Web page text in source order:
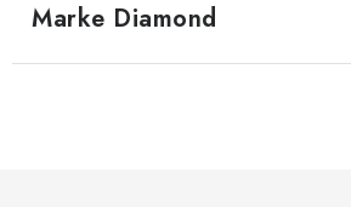
Marke Diamond